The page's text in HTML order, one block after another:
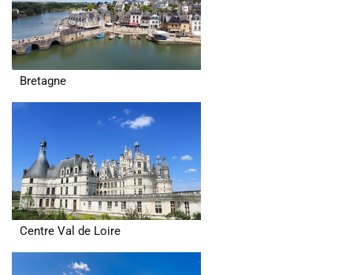
Bretagne
Centre Val de Loire